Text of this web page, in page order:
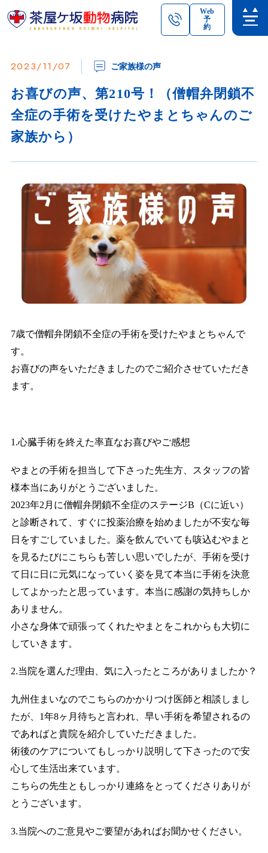
Web
予
約
2023/11/07 ご家族様の声
お喜びの声、第210号！（僧帽弁閉鎖不
全症の手術を受けたやまとちゃんのご
家族から）
7歳で僧帽弁閉鎖不全症の手術を受けたやまとちゃんで
す。
お喜びの声をいただきましたのでご紹介させていただき
ます。
1.心臓手術を終えた率直なお喜びやご感想
やまとの手術を担当して下さった先生方、スタッフの皆
様本当にありがとうございました。
2023年2月に僧帽弁閉鎖不全症のステージB（Cに近い）
と診断されて、すぐに投薬治療を始めましたが不安な毎
日をすごしていました。薬を飲んでいても咳込むやまと
を見るたびにこちらも苦しい思いでしたが、手術を受け
て日に日に元気になっていく姿を見て本当に手術を決意
してよかったと思っています。本当に感謝の気持ちしか
ありません。
小さな身体で頑張ってくれたやまとをこれからも大切に
していきます。
2.当院を選んだ理由、気に入ったところがありましたか？
九州住まいなのでこちらのかかりつけ医師と相談しまし
たが、1年8ヶ月待ちと言われ、早い手術を希望されるの
であればと貴院を紹介していただきました。
術後のケアについてもしっかり説明して下さったので安
心して生活出来ています。
こちらの先生ともしっかり連絡をとってくださりありが
とうございます。
3.当院へのご意見やご要望があればお聞かせください。